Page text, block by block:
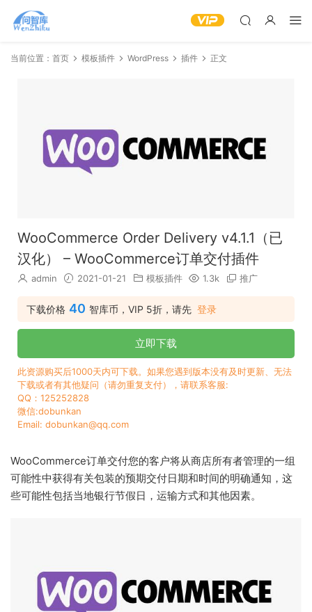
当前位置： 首页 模板插件 WordPress 插件 正文
WooCommerce Order Delivery v4.1.1（已
汉化） – WooCommerce订单交付插件
admin 2021-01-21 模板插件 1.3k 推广
下载价格 40 智库币，VIP 5折，请先 登录
立即下载
此资源购买后1000天内可下载。如果您遇到版本没有及时更新、无法
下载或者有其他疑问（请勿重复支付），请联系客服:
QQ：125252828
微信:dobunkan
Email: dobunkan@qq.com
WooCommerce订单交付您的客户将从商店所有者管理的一组
可能性中获得有关包装的预期交付日期和时间的明确通知，这
些可能性包括当地银行节假日，运输方式和其他因素。